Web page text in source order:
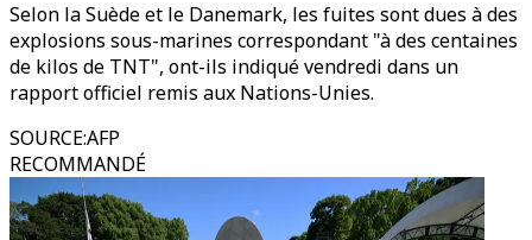
Selon la Suède et le Danemark, les fuites sont dues à des
explosions sous-marines correspondant "à des centaines
de kilos de TNT", ont-ils indiqué vendredi dans un
rapport officiel remis aux Nations-Unies.
SOURCE:AFP
RECOMMANDÉ